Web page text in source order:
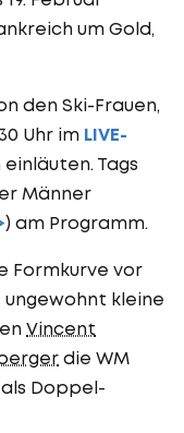
um Gold,
den Ski-Frauen,
Uhr im LIVE-
Tags
Männer
) am Programm.
Formkurve vor
ungewohnt kleine
Vincent
die WM
Doppel-